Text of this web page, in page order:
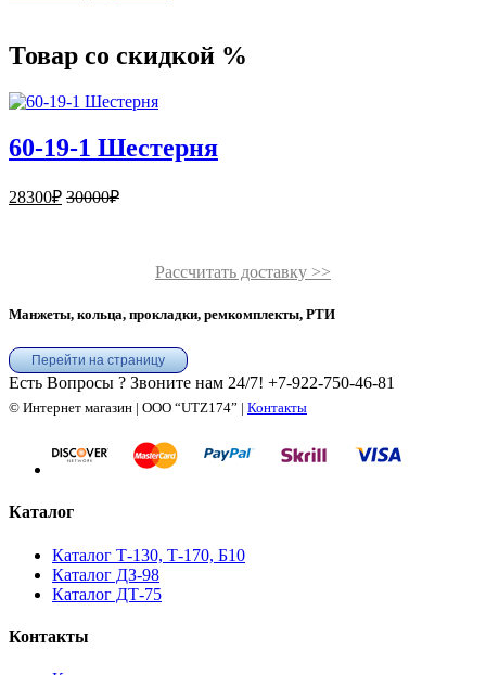
Товар со скидкой %
60-19-1 Шестерня
28300₽ 30000₽
Рассчитать доставку >>
Манжеты, кольца, прокладки, ремкомплекты, РТИ
Перейти на страницу
Есть Вопросы ? Звоните нам 24/7! +7-922-750-46-81
© Интернет магазин | ООО “UTZ174” | Контакты
Каталог
Каталог Т-130, Т-170, Б10
Каталог ДЗ-98
Каталог ДТ-75
Контакты